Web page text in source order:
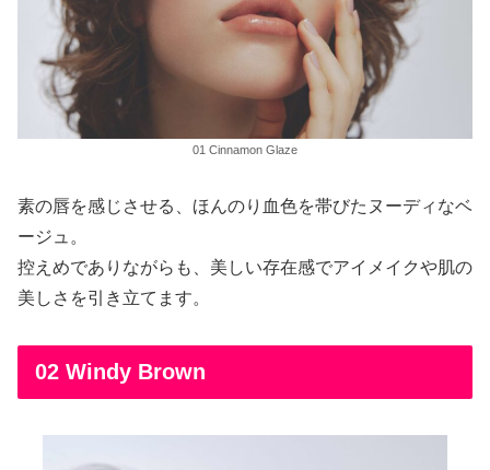
01 Cinnamon Glaze
素の唇を感じさせる、ほんのり血色を帯びたヌーディなベ
ージュ。
控えめでありながらも、美しい存在感でアイメイクや肌の
美しさを引き立てます。
02 Windy Brown